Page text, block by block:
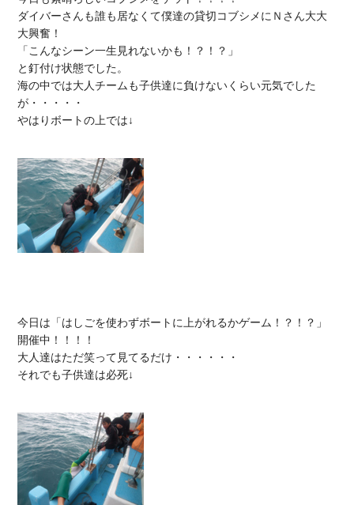
ダイバーさんも誰も居なくて僕達の貸切コブシメにＮさん大大
大興奮！
「こんなシーン一生見れないかも！？！？」
と釘付け状態でした。
海の中では大人チームも子供達に負けないくらい元気でした
が・・・・・
やはりボートの上では↓
今日は「はしごを使わずボートに上がれるかゲーム！？！？」
開催中！！！！
大人達はただ笑って見てるだけ・・・・・・
それでも子供達は必死↓